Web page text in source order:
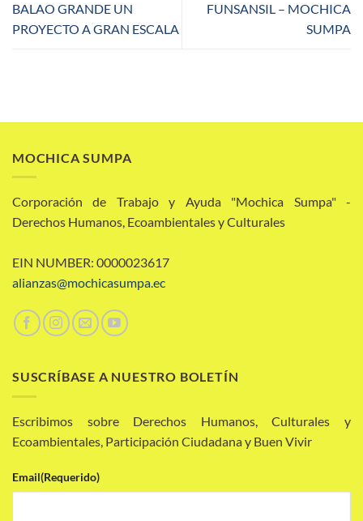
BALAO GRANDE UN
PROYECTO A GRAN ESCALA
FUNSANSIL – MOCHICA
SUMPA
MOCHICA SUMPA
Corporación de Trabajo y Ayuda "Mochica Sumpa" -
Derechos Humanos, Ecoambientales y Culturales
EIN NUMBER: 0000023617
alianzas@mochicasumpa.ec
SUSCRÍBASE A NUESTRO BOLETÍN
Escribimos sobre Derechos Humanos, Culturales y
Ecoambientales, Participación Ciudadana y Buen Vivir
Email(Requerido)